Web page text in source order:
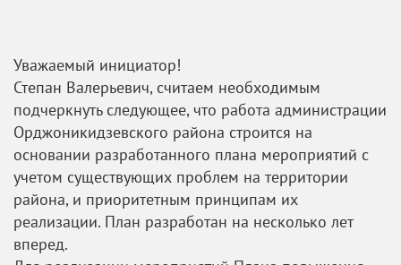
Уважаемый инициатор!
Степан Валерьевич, считаем необходимым
подчеркнуть следующее, что работа администрации
Орджоникидзевского района строится на
основании разработанного плана мероприятий с
учетом существующих проблем на территории
района, и приоритетным принципам их
реализации. План разработан на несколько лет
вперед.